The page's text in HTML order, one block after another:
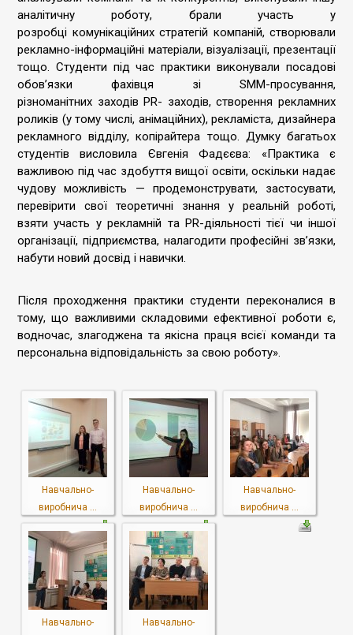
аналітичну роботу, брали участь у
розробці комунікаційних стратегій компаній, створювали
рекламно-інформаційні матеріали, візуалізації, презентації
тощо. Студенти під час практики виконували посадові
обов’язки фахівця зі SMM-просування,
різноманітних заходів PR- заходів, створення рекламних
роликів (у тому числі, анімаційних), рекламіста, дизайнера
рекламного відділу, копірайтера тощо. Думку багатьох
студентів висловила Євгенія Фадєєва: «Практика є
важливою під час здобуття вищої освіти, оскільки надає
чудову можливість — продемонструвати, застосувати,
перевірити свої теоретичні знання у реальній роботі,
взяти участь у рекламній та PR-діяльності тієї чи іншої
організації, підприємства, налагодити професійні зв’язки,
набути новий досвід і навички.
Після проходження практики студенти переконалися в
тому, що важливими складовими ефективної роботи є,
водночас, злагоджена та якісна праця всієї команди та
персональна відповідальність за свою роботу».
Навчально-
виробнича ...
Навчально-
виробнича ...
Навчально-
виробнича ...
Навчально-
Навчально-